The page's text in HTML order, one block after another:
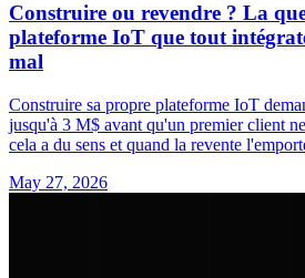
Construire ou revendre ? La
plateforme IoT que tout
mal
Construire sa propre plateforme IoT
jusqu'à 3 M$ avant qu'un premier client
cela a du sens et quand la revente
May 27, 2026